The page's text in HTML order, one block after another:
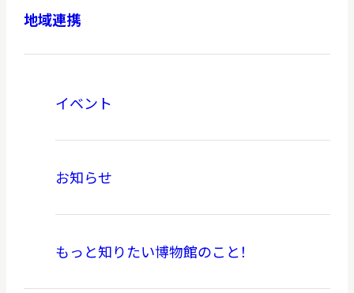
地域連携
イベント
お知らせ
もっと知りたい博物館のこと！